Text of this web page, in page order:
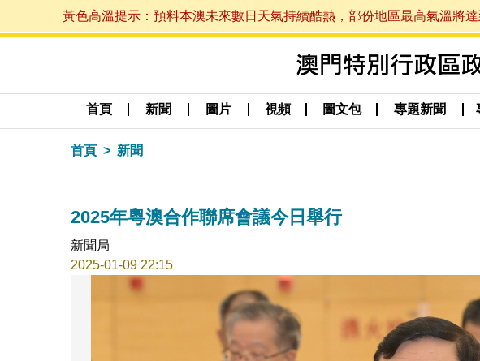
黃色高溫提示：預料本澳未來數日天氣持續酷熱，部份地區最高氣溫將
首頁 新聞 圖片 視頻 圖文包 專題新聞
首頁 新聞
2025年粵澳合作聯席會議今日舉行
新聞局
2025-01-09 22:15